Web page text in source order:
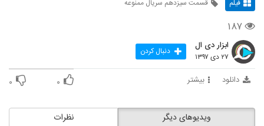
فیلم قسمت سیزدهم سریال ممنوعه
۱۸۷
ابزار دی ال
۲۷ دی ۱۳۹۷ دنبال کردن
دانلود بیشتر ۰ ۰
نظرات ویدیوهای دیگر